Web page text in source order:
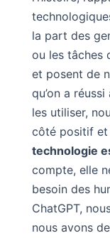
la part des
ou les tâches
et posent de
qu’on a
les utiliser,
côté positif et
technologie
compte, elle
besoin des
ChatGPT,
nous avons